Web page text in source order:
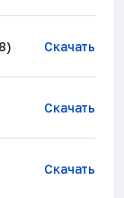
Скачать
Скачать
Скачать